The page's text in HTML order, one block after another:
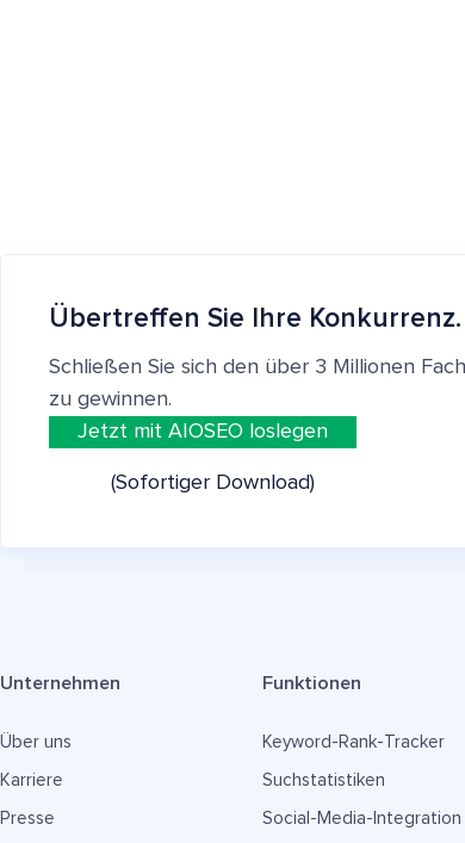
Übertreffen Sie Ihre
Schließen Sie sich den über 3 Millionen
zu gewinnen.
Jetzt mit AIOSEO loslegen
(Sofortiger Download)
Unternehmen
Über uns
Karriere
Presse
Funktionen
Keyword-Rank-Tracker
Suchstatistiken
Social-Media-Integration